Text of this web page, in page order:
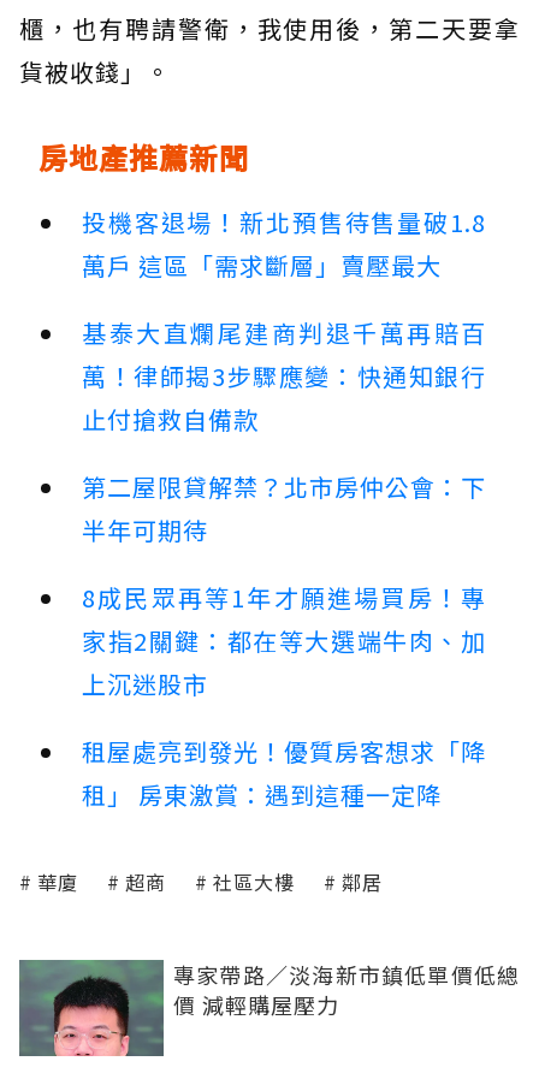
櫃，也有聘請警衛，我使用後，第二天要拿
貨被收錢」。
房地產推薦新聞
投機客退場！新北預售待售量破1.8
萬戶 這區「需求斷層」賣壓最大
基泰大直爛尾建商判退千萬再賠百
萬！律師揭3步驟應變：快通知銀行
止付搶救自備款
第二屋限貸解禁？北市房仲公會：下
半年可期待
8成民眾再等1年才願進場買房！專
家指2關鍵：都在等大選端牛肉、加
上沉迷股市
租屋處亮到發光！優質房客想求「降
租」 房東激賞：遇到這種一定降
華廈 超商 社區大樓 鄰居
專家帶路／淡海新市鎮低單價低總
價 減輕購屋壓力